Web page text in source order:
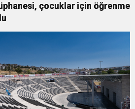
çocuklar için öğrenme